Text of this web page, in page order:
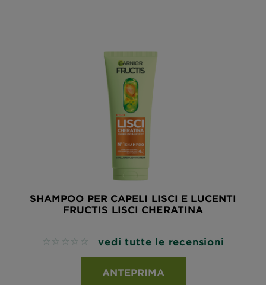
SHAMPOO PER CAPELI LISCI E LUCENTI
FRUCTIS LISCI CHERATINA
No reviews vedi tutte le recensioni
ANTEPRIMA